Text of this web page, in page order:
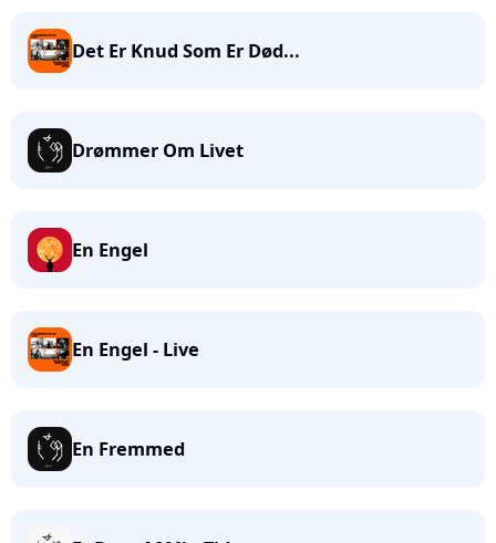
Det Er Knud Som Er Død...
Drømmer Om Livet
En Engel
En Engel - Live
En Fremmed